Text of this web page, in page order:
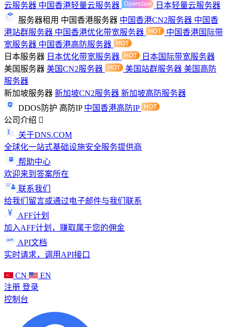
云服务器 中国香港轻量云服务器
日本轻量云服务器
服务器租用 中国香港服务器 中国香港CN2服务器 中国香
港站群服务器 中国香港优化带宽服务器
中国香港国际带
宽服务器 中国香港高防服务器
日本服务器 日本优化带宽服务器
日本国际带宽服务器
美国服务器 美国CN2服务器 美国站群服务器 美国高防
服务器
新加坡服务器 新加坡CN2服务器 新加坡高防服务器
DDOS防护 高防IP 中国香港高防IP
公司介绍
关于DNS.COM
全球化一站式基础设施安全服务提供商
帮助中心
欢迎来到答案所在
联系我们
给我们留言或通过电子邮件与我们联系
AFF计划
加入AFF计划，赚取属于您的佣金
API文档
实时请求，调用API接口
CN
EN
注册 登录
控制台